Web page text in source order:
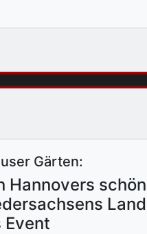
Gärten:
Hannovers